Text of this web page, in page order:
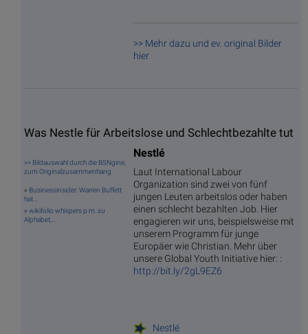
>> Mehr dazu und ev. original Bilder
hier
Was Nestle für Arbeitslose und Schlechtbezahlte tut
>> Bildauswahl durch die BSNgine,
zum Originalzusammenhang
» Businessinsider: Warren Buffett
hat...
» wikifolio whispers p.m. zu
Alphabet,...
Nestlé
Laut International Labour
Organization sind zwei von fünf
jungen Leuten arbeitslos oder haben
einen schlecht bezahlten Job. Hier
engagieren wir uns, beispielsweise mit
unserem Programm für junge
Europäer wie Christian. Mehr über
unsere Global Youth Initiative hier: :
http://bit.ly/2gL9EZ6
Nestlé